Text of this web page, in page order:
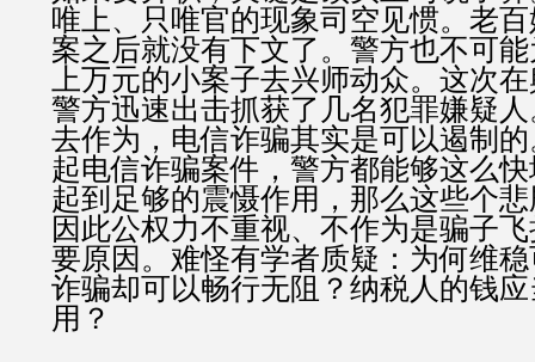
唯上、只唯官的现象司空见惯。老
案之后就没有下文了。警方也不可
上万元的小案子去兴师动众。这次
警方迅速出击抓获了几名犯罪嫌疑
去作为，电信诈骗其实是可以遏制
起电信诈骗案件，警方都能够这么
起到足够的震慑作用，那么这些个
因此公权力不重视、不作为是骗子
要原因。难怪有学者质疑：为何维
诈骗却可以畅行无阻？纳税人的钱
用？